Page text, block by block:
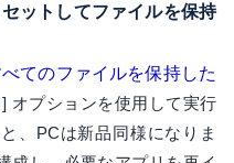
ットしてファイルを保持
てのファイルを保持した
オプションを使用して実行
、PCは新品同様になりま